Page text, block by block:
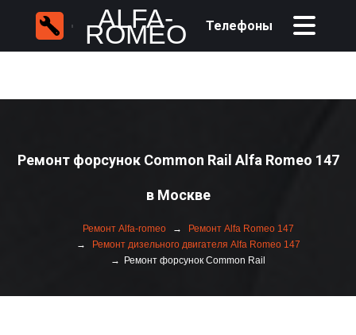
ALFA-
ROMEO Телефоны
Ремонт форсунок Common Rail Alfa Romeo 147
в Москве
Ремонт Alfa-romeo
Ремонт Alfa Romeo 147
Ремонт дизельного двигателя Alfa Romeo 147
Ремонт форсунок Common Rail